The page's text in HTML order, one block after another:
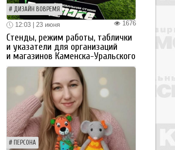
ДИЗАЙН ВОВРЕМЯ
1676
12:03 | 23 июня
Стенды, режим работы, таблички
и указатели для организаций
и магазинов Каменска-Уральского
ПЕРСОНА